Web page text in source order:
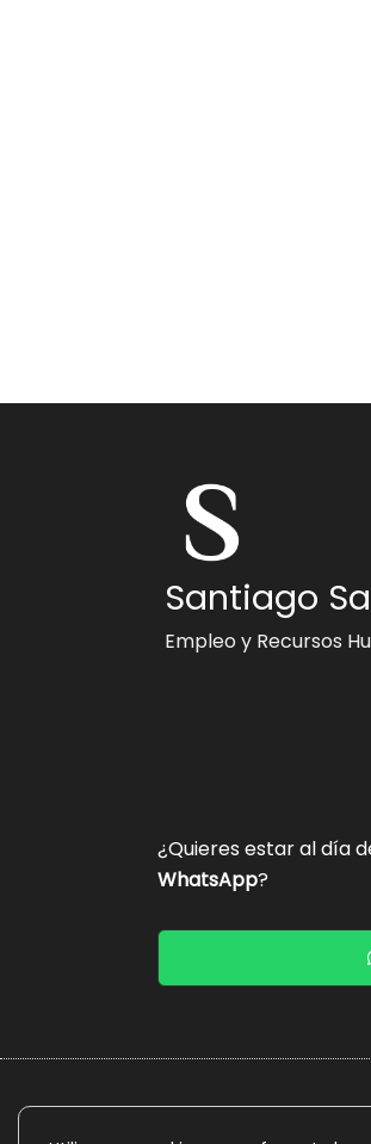
Santiago
Empleo y Recursos
¿Quieres estar al día
WhatsApp?
La presente web es un